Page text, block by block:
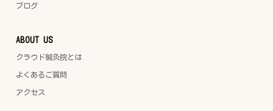
ブログ
ABOUT US
クラウド鍼灸院とは
よくあるご質問
アクセス